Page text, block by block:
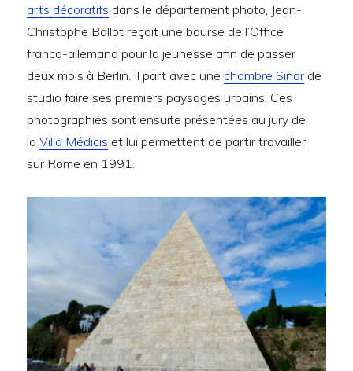
arts décoratifs dans le département photo, Jean-
Christophe Ballot reçoit une bourse de l’Office
franco-allemand pour la jeunesse afin de passer
deux mois à Berlin. Il part avec une chambre Sinar de
studio faire ses premiers paysages urbains. Ces
photographies sont ensuite présentées au jury de
laVilla Médicis et lui permettent de partir travailler
sur Rome en 1991.